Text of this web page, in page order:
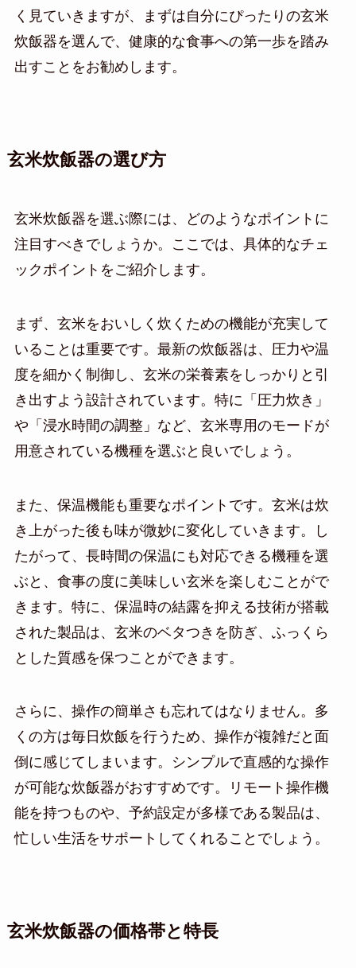
く見ていきますが、まずは自分にぴったりの玄米
炊飯器を選んで、健康的な食事への第一歩を踏み
出すことをお勧めします。
玄米炊飯器の選び方
玄米炊飯器を選ぶ際には、どのようなポイントに
注目すべきでしょうか。ここでは、具体的なチェ
ックポイントをご紹介します。
まず、玄米をおいしく炊くための機能が充実して
いることは重要です。最新の炊飯器は、圧力や温
度を細かく制御し、玄米の栄養素をしっかりと引
き出すよう設計されています。特に「圧力炊き」
や「浸水時間の調整」など、玄米専用のモードが
用意されている機種を選ぶと良いでしょう。
また、保温機能も重要なポイントです。玄米は炊
き上がった後も味が微妙に変化していきます。し
たがって、長時間の保温にも対応できる機種を選
ぶと、食事の度に美味しい玄米を楽しむことがで
きます。特に、保温時の結露を抑える技術が搭載
された製品は、玄米のベタつきを防ぎ、ふっくら
とした質感を保つことができます。
さらに、操作の簡単さも忘れてはなりません。多
くの方は毎日炊飯を行うため、操作が複雑だと面
倒に感じてしまいます。シンプルで直感的な操作
が可能な炊飯器がおすすめです。リモート操作機
能を持つものや、予約設定が多様である製品は、
忙しい生活をサポートしてくれることでしょう。
玄米炊飯器の価格帯と特長